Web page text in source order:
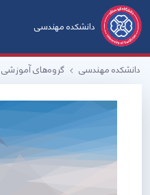
دانشکده مهندسی
دانشکده مهندسی گروه‌های آموزشی